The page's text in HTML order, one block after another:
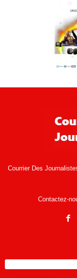
Courrier Des
Contactez-